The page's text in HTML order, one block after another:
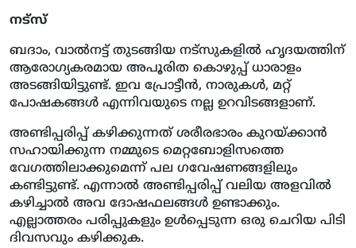
നട്സ്
ബദാം, വാൽനട്ട് തുടങ്ങിയ നട്‌സുകളിൽ ഹൃദയത്തിന്
ആരോഗ്യകരമായ അപൂരിത കൊഴുപ്പ് ധാരാളം
അടങ്ങിയിട്ടുണ്ട്. ഇവ പ്രോട്ടീൻ, നാരുകൾ, മറ്റ്
പോഷകങ്ങൾ എന്നിവയുടെ നല്ല ഉറവിടങ്ങളാണ്.
അണ്ടിപ്പരിപ്പ് കഴിക്കുന്നത് ശരീരഭാരം കുറയ്ക്കാൻ
സഹായിക്കുന്ന നമ്മുടെ മെറ്റബോളിസത്തെ
വേഗത്തിലാക്കുമെന്ന് പല ഗവേഷണങ്ങളിലും
കണ്ടിട്ടുണ്ട്. എന്നാൽ അണ്ടിപ്പരിപ്പ് വലിയ അളവിൽ
കഴിച്ചാൽ അവ ദോഷഫലങ്ങൾ ഉണ്ടാക്കും.
എല്ലാത്തരം പരിപ്പുകളും ഉൾപ്പെടുന്ന ഒരു ചെറിയ പിടി
ദിവസവും കഴിക്കുക.